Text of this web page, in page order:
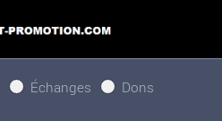
Échanges
Dons